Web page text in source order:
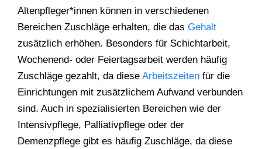
Altenpfleger*innen können in verschiedenen
Bereichen Zuschläge erhalten, die das Gehalt
zusätzlich erhöhen. Besonders für Schichtarbeit,
Wochenend- oder Feiertagsarbeit werden häufig
Zuschläge gezahlt, da diese Arbeitszeiten für die
Einrichtungen mit zusätzlichem Aufwand verbunden
sind. Auch in spezialisierten Bereichen wie der
Intensivpflege, Palliativpflege oder der
Demenzpflege gibt es häufig Zuschläge, da diese